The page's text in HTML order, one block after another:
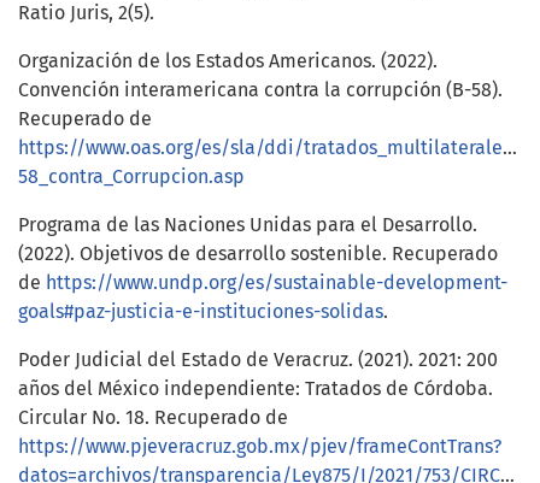
Ratio Juris, 2(5).
Organización de los Estados Americanos. (2022).
Convención interamericana contra la corrupción (B-58).
Recuperado de
https://www.oas.org/es/sla/ddi/
58_contra_Corrupcion.asp
Programa de las Naciones Unidas para el Desarrollo.
(2022). Objetivos de desarrollo sostenible. Recuperado
de https://www.undp.org/es/sustainable-development-
goals#paz-justicia-e-instituciones-solidas.
Poder Judicial del Estado de Veracruz. (2021). 2021: 200
años del México independiente: Tratados de Córdoba.
Circular No. 18. Recuperado de
https://www.pjeveracruz.gob.mx/pjev/frameContTrans?
datos=archivos/transparencia/Ley875/I/2021/753/CIRCULAR_18_2021.pdf